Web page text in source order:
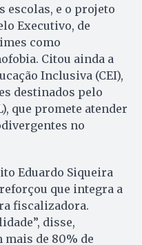
escolas, e o projeto
Executivo, de
como
Citou ainda a
Inclusiva (CEI),
destinados pelo
que promete atender
no
Eduardo Siqueira
que integra a
fiscalizadora.
disse,
mais de 80% de